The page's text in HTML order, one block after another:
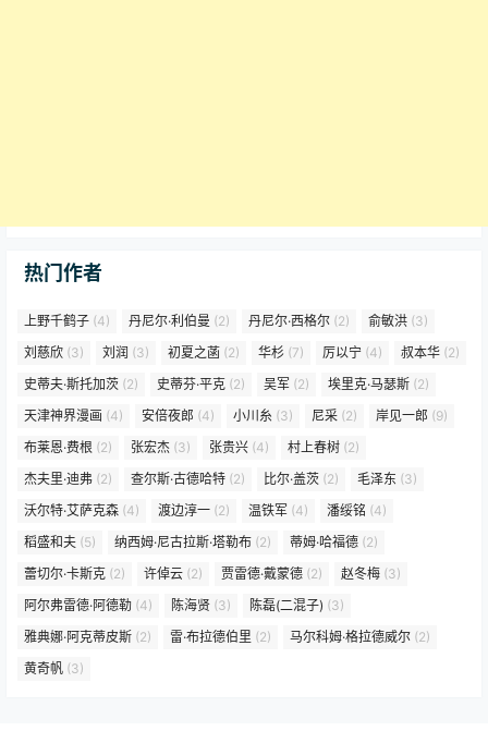
热门作者
上野千鹤子 (4) 丹尼尔·利伯曼 (2) 丹尼尔·西格尔 (2) 俞敏洪 (3)
刘慈欣 (3) 刘润 (3) 初夏之菡 (2) 华杉 (7) 厉以宁 (4) 叔本华 (2)
史蒂夫·斯托加茨 (2) 史蒂芬·平克 (2) 吴军 (2) 埃里克·马瑟斯 (2)
天津神界漫画 (4) 安倍夜郎 (4) 小川糸 (3) 尼采 (2) 岸见一郎 (9)
布莱恩·费根 (2) 张宏杰 (3) 张贵兴 (4) 村上春树 (2)
杰夫里·迪弗 (2) 查尔斯·古德哈特 (2) 比尔·盖茨 (2) 毛泽东 (3)
沃尔特·艾萨克森 (4) 渡边淳一 (2) 温铁军 (4) 潘绥铭 (4)
稻盛和夫 (5) 纳西姆·尼古拉斯·塔勒布 (2) 蒂姆·哈福德 (2)
蕾切尔·卡斯克 (2) 许倬云 (2) 贾雷德·戴蒙德 (2) 赵冬梅 (3)
阿尔弗雷德·阿德勒 (4) 陈海贤 (3) 陈磊(二混子) (3)
雅典娜·阿克蒂皮斯 (2) 雷·布拉德伯里 (2) 马尔科姆·格拉德威尔 (2)
黄奇帆 (3)